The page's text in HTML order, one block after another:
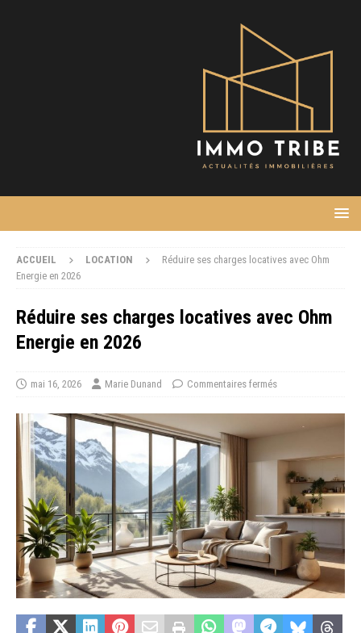
ACCUEIL LOCATION
Réduire ses charges locatives avec Ohm
Energie en 2026
Réduire ses charges locatives avec Ohm
Energie en 2026
mai 16, 2026 Marie Dunand Commentaires fermés